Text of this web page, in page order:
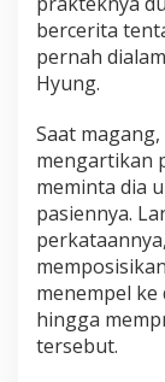
bercerita
pernah
Hyung.
Saat
mengartikan
meminta dia
pasiennya.
menempel ke
hingga
tersebut.